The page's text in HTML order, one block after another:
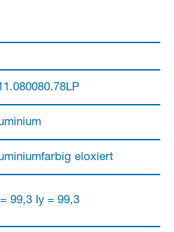
eloxiert
99,3 Iy = 99,3